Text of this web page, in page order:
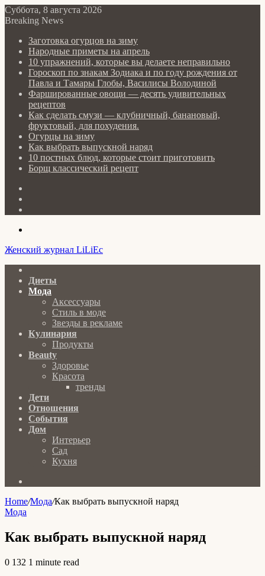
Суббота, 8 августа 2026
Breaking News
Заготовка огурцов на зиму
Народные приметы на апрель
10 упражнений, которые вы делаете неправильно
Гороскоп по знакам Зодиака и по году рождения от
Павла и Тамары Глобы, Василисы Володиной
Фаршированные овощи — десять удивительных
рецептов
Как сделать cмузи — клубничный, банановый,
фруктовый, для похудения.
Огурцы на зиму
Как выбрать выпускной наряд
10 постных блюд, которые стоит приготовить
Борщ классический рецепт
Женский журнал LiLiEc
Диеты
Мода
Аксессуары
Стиль в моде
Звезды в рекламе
Кулинария
Продукты
Beauty
Здоровье
Красота
тренды
Дети
Отношения
События
Дом
Интерьер
Сад
Кухня
Home/Мода/Как выбрать выпускной наряд
Мода
Как выбрать выпускной наряд
0 132 1 minute read